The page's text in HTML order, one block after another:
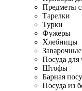
Предметы
Тарелки
Турки
Фужеры
Хлебницы
Посуда для
Штофы
Барная
Посуда из